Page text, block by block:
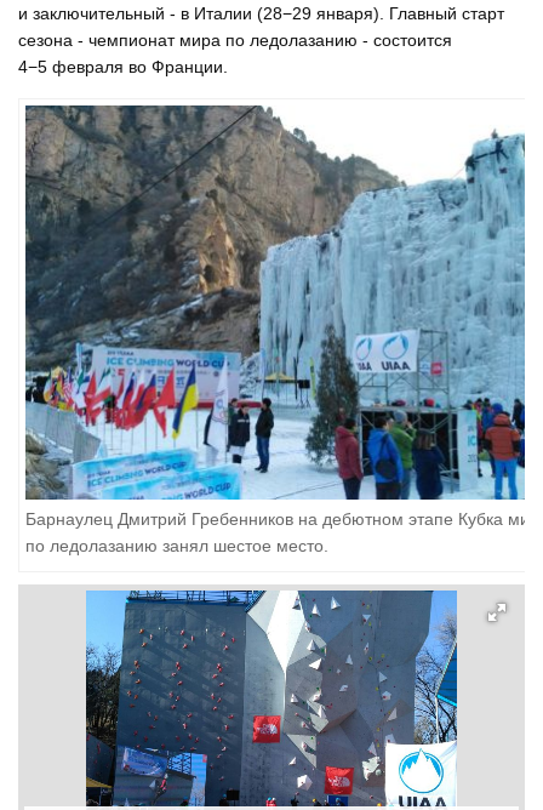
и заключительный - в Италии (28−29 января). Главный старт
сезона - чемпионат мира по ледолазанию - состоится
4−5 февраля во Франции.
Барнаулец Дмитрий Гребенников на дебютном этапе Кубка
по ледолазанию занял шестое место.